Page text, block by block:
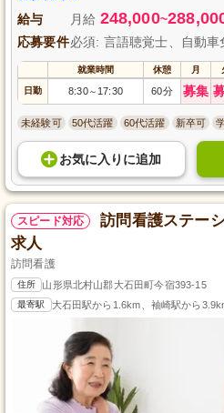
給与 月給 248,000~
応募要件必須: 言語聴覚士、自動車
就業時間 休憩 月
日勤 8:30～ 17:30 60分 募集
未経験可 50代活躍 60代活躍 新卒可
お気に入り に追加
スピード対応
訪問看護ステー
求人
訪問看護
住所 山形県北村山郡大石田町今宿393-15
最寄駅 大石田駅から1.6km、袖崎駅から